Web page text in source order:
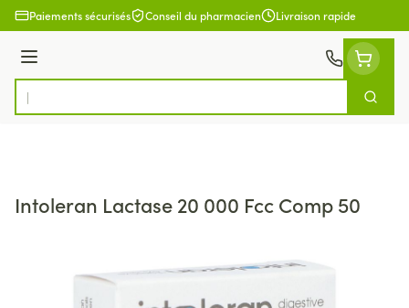
Aller au contenu
Paiements sécurisés Conseil du pharmacien Livraison rapide
Menu
Rechercher
Intoleran Lactase 20 000 Fcc Comp 50